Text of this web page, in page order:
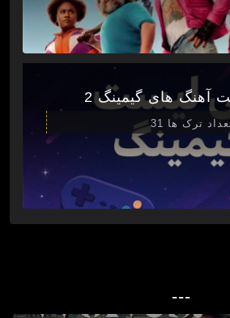
آهنگ های گیمینگ 2
ترک ها 31
---